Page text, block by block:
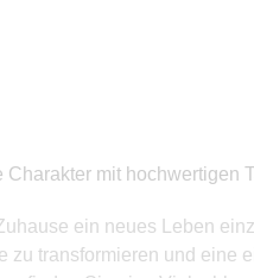
mit hochwertigen
ein neues Leben
zu transformieren und eine